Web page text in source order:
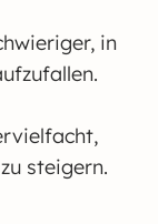
in
steigern.